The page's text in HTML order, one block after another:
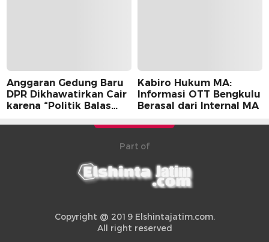
Anggaran Gedung Baru
DPR Dikhawatirkan Cair
karena “Politik Balas
Kabiro Hukum MA:
Informasi OTT Bengkulu
Berasal dari Internal MA
Part of
Copyright @ 2019 Elshintajatim.com.
All right reserved